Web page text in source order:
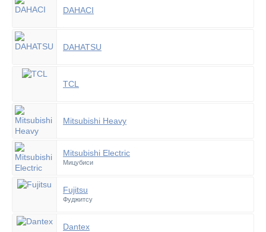
DAHACI
DAHATSU
TCL
Mitsubishi Heavy
Mitsubishi Electric
Мицубиси
Fujitsu
Фуджитсу
Dantex